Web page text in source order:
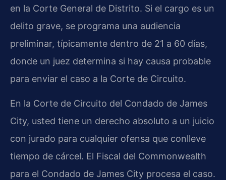
en la Corte General de Distrito. Si el cargo es un
delito grave, se programa una audiencia
preliminar, típicamente dentro de 21 a 60 días,
donde un juez determina si hay causa probable
para enviar el caso a la Corte de Circuito.
En la Corte de Circuito del Condado de James
City, usted tiene un derecho absoluto a un juicio
con jurado para cualquier ofensa que conlleve
tiempo de cárcel. El Fiscal del Commonwealth
para el Condado de James City procesa el caso.